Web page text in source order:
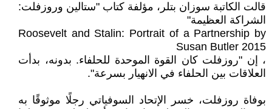
قالت الكاتبة سوزان بتلر، مؤلفة كتاب "ستالين وروزفلت:
الشراكة العظيمة"
Roosevelt and Stalin: Portrait of a Partnership by
Susan Butler 2015
، إن "روزفلت كان القوة الموحدة للحلفاء. بدونه، بدأت
العلاقات بين الحلفاء في الانهيار بسرعة".
بوفاة روزفلت، خسر الإتحاد السوفياتي رجلًا موثوقًا به